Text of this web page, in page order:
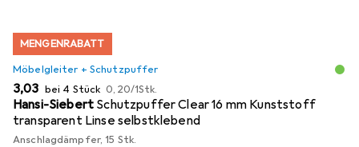
MENGENRABATT
Möbelgleiter + Schutzpuffer
EUR
3,03 bei 4 Stück EUR
0,20/1Stk.
Hansi-Siebert Schutzpuffer Clear 16 mm Kunststoff
transparent Linse selbstklebend
Anschlagdämpfer, 15 Stk.